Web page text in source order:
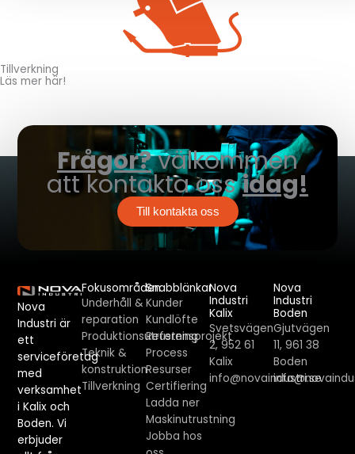
Tillverkning
Läs mer här!
Frågor?välkommen
att kontakta ossidag!
Till kontakta oss
Nova
Industri är
ett
serviceföretag
med
verksamhet
i Kalix och
Boden. Vi
erbjuder
Fokusområden
Underhåll &
reparation
Produktionsutrustning
Teknik &
konstruktion
Tillverkning
Snabblänkar
Kunder
Kundlöfte
Referensprojekt
Process
Resurser
Certifiering
Ladda ner
Maskinutrustning
Jobba hos
Nova
Industri
Kalix
Svetsvägen
2, 952 61
Kalix
info@novaindustri.se
Nova
Industri
Boden
Gjutvägen
11, 961 38
Boden